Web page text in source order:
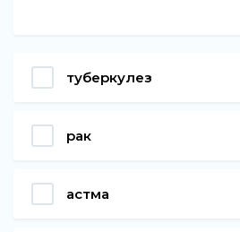
туберкулез
рак
астма